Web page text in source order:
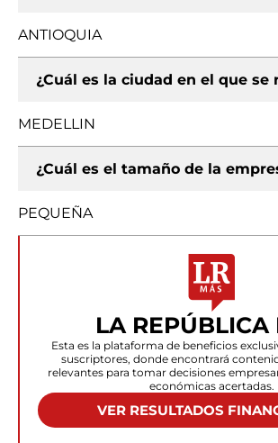
ANTIOQUIA
¿Cuál es la ciudad en el que se
MEDELLIN
¿Cuál es el tamaño de la
PEQUEÑA
LA REPÚBLICA
Esta es la plataforma de beneficios
suscriptores, donde encontrará
relevantes para tomar decisiones
económicas acertadas.
VER RESULTADOS